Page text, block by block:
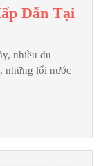
Dẫn Tại
nhiều du
những lối nước